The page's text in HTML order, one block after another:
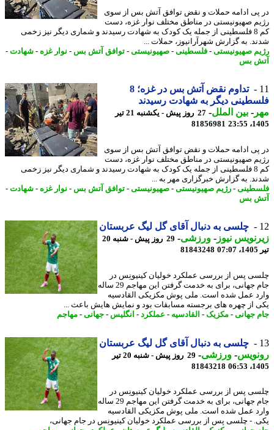
ادامه حملات و نقض توافق آتش بس از سوی
صهیونیستی در مناطق مختلف نوار غزه، دست
کم 8 فلسطینی از جمله یک کودک به شهادت رسیدند و شماری دیگر نیز زخمی
به گزارش شهرآرانیوز، حملات ...
صهیونیستی-فلسطینی-صهیونیستی-توافق آتش بس -نوار غزه -شهادت-
بس
تداوم نقض آتش بس در غزه؛ 8
دیگر به شهادت رسیدند
-بین الملل-
27 روز پیش - یکشنبه 21 تیر
81856981
ادامه حملات و نقض توافق آتش بس از سوی
صهیونیستی در مناطق مختلف نوار غزه، دست
کم 8 فلسطینی از جمله یک کودک به شهادت رسیدند و شماری دیگر نیز زخمی
به گزارش خبرگزاری مهر به ...
-رژیم صهیونیستی-صهیونیستی-توافق آتش بس -نوار غزه -شهادت-
بس
چلسی به دنبال آقای گل لیگ عربستان
نیوز-ورزشی-
29 روز پیش - شنبه 20
81843248
پس از بررسی عملکرد خولیان کینیونِس در
جام جهانی، برای به خدمت گرفتن این مهاجم 29 ساله
عمل شده است. ملی پوش مکزیکی القادسیه
از چهره های برجسته مسابقات بود و نمایش هایش باعث ...
جهانی-مکزیک-القادسیه-عملکرد-انگلیس-جهانی-مهاجم
چلسی به دنبال آقای گل لیگ عربستان
-ورزشی-
29 روز پیش - شنبه 20 تیر
81843218
پس از بررسی عملکرد خولیان کینیونِس در
جام جهانی، برای به خدمت گرفتن این مهاجم 29 ساله
عمل شده است. ملی پوش مکزیکی القادسیه
- چلسی پس از بررسی عملکرد خولیان کینیونِس در جام جهانی،